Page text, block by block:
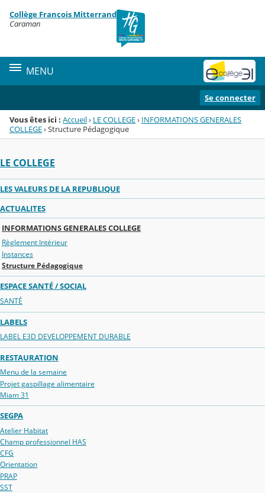
Menu de la rubrique
Contenu
Collège François Mitterrand
Caraman
MENU
Se connecter
Vous êtes ici : Accueil› LE COLLEGE› INFORMATIONS GENERALES
COLLEGE›Structure Pédagogique
LE COLLEGE
LES VALEURS DE LA REPUBLIQUE
ACTUALITES
INFORMATIONS GENERALES COLLEGE
Règlement Intérieur
Instances
Structure Pédagogique
ESPACE SANTÉ / SOCIAL
SANTÉ
LABELS
LABEL E3D DEVELOPPEMENT DURABLE
RESTAURATION
Menu de la semaine
Projet gaspillage alimentaire
Miam 31
SEGPA
Atelier Habitat
Champ professionnel HAS
CFG
Orientation
PRAP
SST